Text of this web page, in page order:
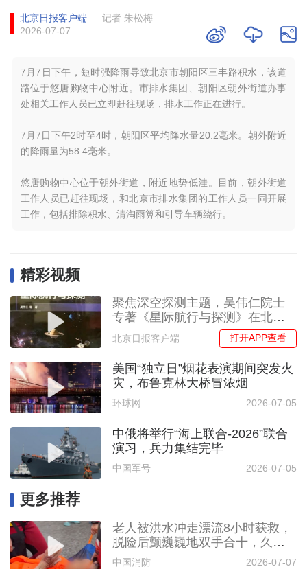
北京日报客户端
记者 朱松梅
2026-07-07
7月7日下午，短时强降雨导致北京市朝阳区三丰路积水，该道
路位于悠唐购物中心附近。市排水集团、朝阳区朝外街道办事
处相关工作人员已立即赶往现场，排水工作正在进行。
7月7日下午2时至4时，朝阳区平均降水量20.2毫米。朝外附近
的降雨量为58.4毫米。
悠唐购物中心位于朝外街道，附近地势低洼。目前，朝外街道
工作人员已赶往现场，和北京市排水集团的工作人员一同开展
工作，包括排除积水、清淘雨箅和引导车辆绕行。
精彩视频
聚焦深空探测主题，吴伟仁院士
专著《星际航行与探测》在北航
首发
北京日报客户端 打开APP查看
美国“独立日”烟花表演期间突发火
灾，布鲁克林大桥冒浓烟
环球网 2026-07-05
中俄将举行“海上联合-2026”联合
演习，兵力集结完毕
中国军号 2026-07-05
更多推荐
老人被洪水冲走漂流8小时获救，
脱险后颤巍巍地双手合十，久久
不愿放下
中国消防 2026-07-07